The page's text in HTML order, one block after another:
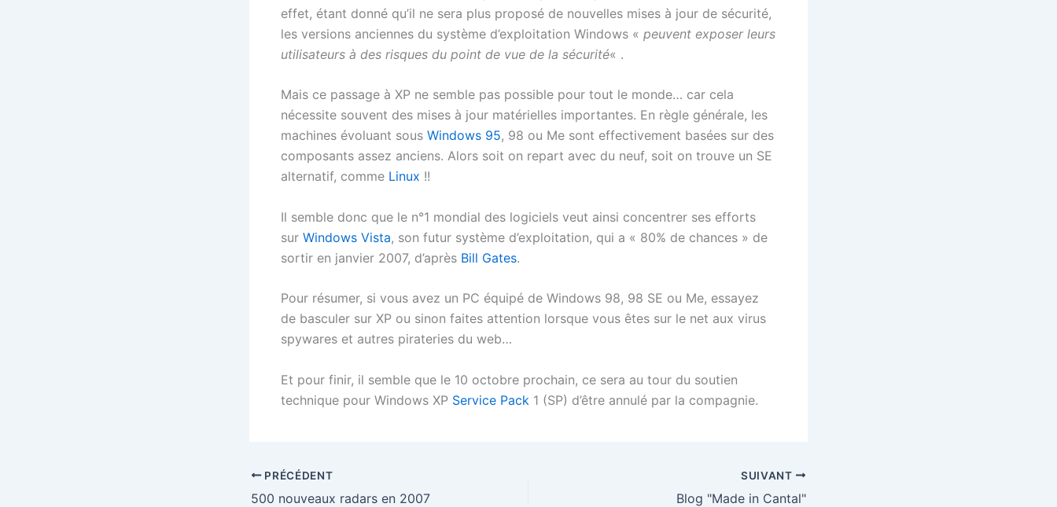
effet, étant donné qu’il ne sera plus proposé de nouvelles mises à jour de sécurité,
les versions anciennes du système d’exploitation Windows « peuvent exposer leurs
utilisateurs à des risques du point de vue de la sécurité« .
Mais ce passage à XP ne semble pas possible pour tout le monde… car cela
nécessite souvent des mises à jour matérielles importantes. En règle générale, les
machines évoluant sous Windows 95, 98 ou Me sont effectivement basées sur des
composants assez anciens. Alors soit on repart avec du neuf, soit on trouve un SE
alternatif, comme Linux !!
Il semble donc que le n°1 mondial des logiciels veut ainsi concentrer ses efforts
sur Windows Vista, son futur système d’exploitation, qui a « 80% de chances » de
sortir en janvier 2007, d’après Bill Gates.
Pour résumer, si vous avez un PC équipé de Windows 98, 98 SE ou Me, essayez
de basculer sur XP ou sinon faites attention lorsque vous êtes sur le net aux virus
spywares et autres pirateries du web…
Et pour finir, il semble que le 10 octobre prochain, ce sera au tour du soutien
technique pour Windows XP Service Pack 1 (SP) d’être annulé par la compagnie.
PRÉCÉDENT
500 nouveaux radars en 2007
SUIVANT
Blog "Made in Cantal"